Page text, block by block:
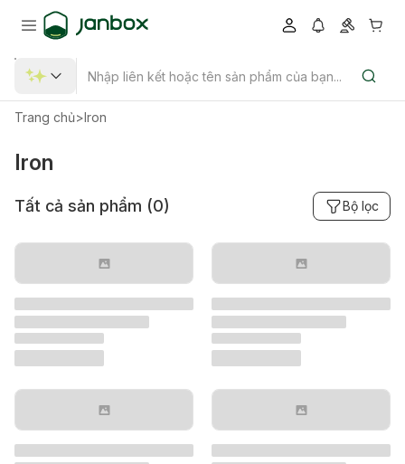
Trang chủ>Iron
Iron
Tất cả sản phẩm (0) Bộ lọc